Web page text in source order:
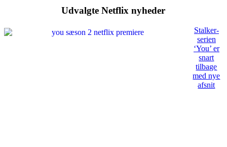
Udvalgte Netflix nyheder
Stalker-
serien
‘You’ er
snart
tilbage
med nye
afsnit